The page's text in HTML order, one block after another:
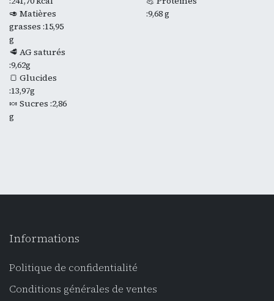
🥑 Matières
grasses :15,95
g
🥩 AG saturés
:9,62g
🍞 Glucides
:13,97g
🍬 Sucres :2,86
g
:9,68 g
Informations
Politique de confidentialité
Conditions générales de ventes